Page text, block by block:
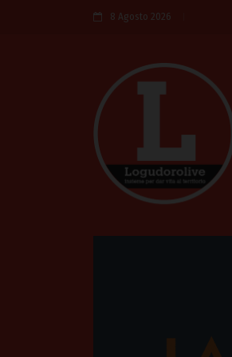
8 Agosto 2026